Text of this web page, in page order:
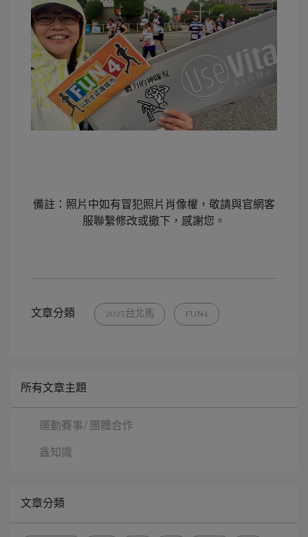
備註：照片中如有冒犯照片肖像權，敬請與官網客
服聯繫修改或撤下，感謝您。
文章分類 2023台北馬 FUN4
所有文章主題
運動賽事/ 團體合作
鑫知識
文章分類